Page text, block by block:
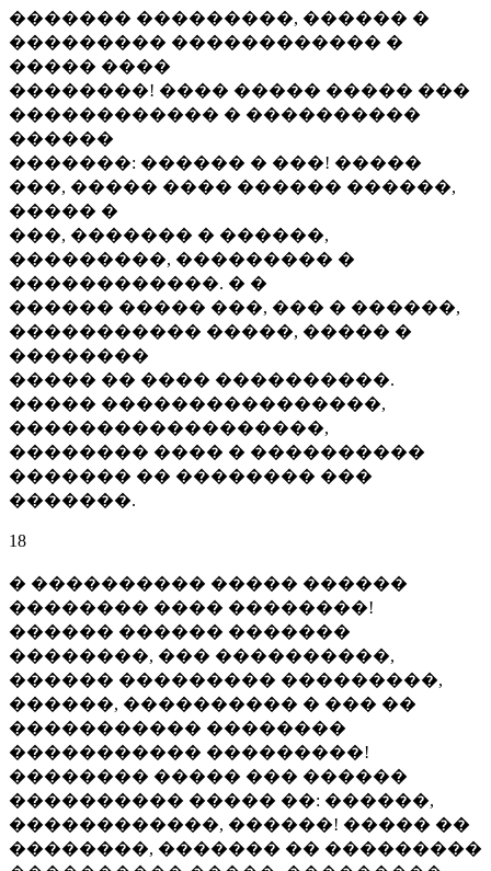
������� ���������, ������ �
��������� ������������ �
����� ����
��������! ���� ����� ����� ���
������������ � ����������
������
�������: ������ � ���! �����
���, ����� ���� ������ ������,
����� �
���, ������� � ������,
���������, ��������� �
������������. � �
������ ����� ���, ��� � ������,
����������� �����, ����� �
��������
����� �� ���� ����������.
����� ����������������,
������������������,
�������� ���� � ����������
������� �� �������� ���
�������.
18
� ���������� ����� ������
�������� ���� ��������!
������ ������ �������
��������, ��� ����������,
������ ��������� ���������,
������, ���������� � ��� ��
����������� ��������
����������� ���������!
�������� ����� ��� ������
���������� ����� ��: ������,
������������, ������! ����� ��
��������, ������� �� ���������